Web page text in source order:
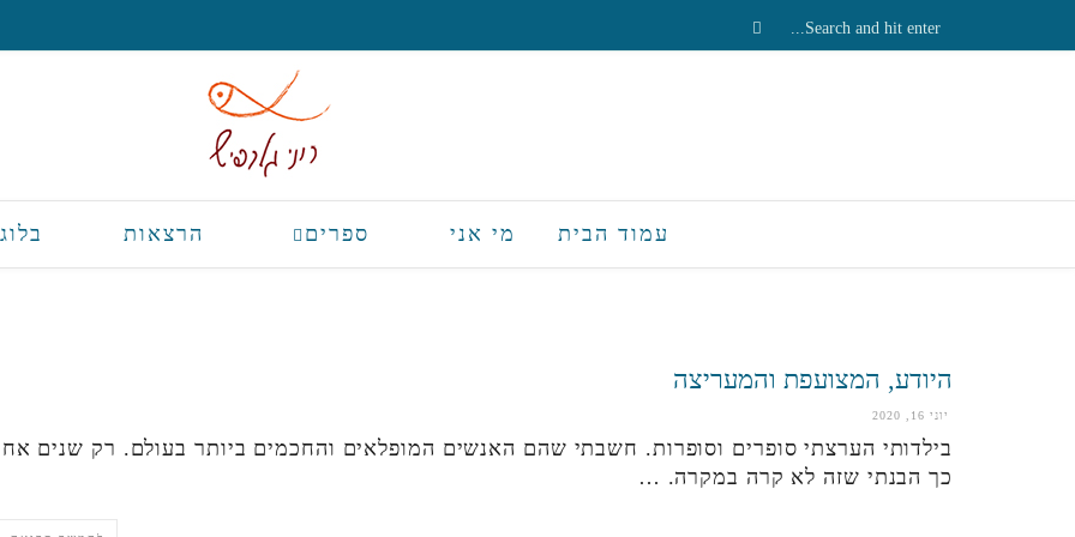
עמוד הבית מי אני ספרים הרצאות בלוג
היודע, המצועפת והמעריצה
יוני 16, 2020
בילדותי הערצתי סופרים וסופרות. חשבתי שהם האנשים המופלאים והחכמים ביותר בעולם. רק שנים
כך הבנתי שזה לא קרה במקרה. …